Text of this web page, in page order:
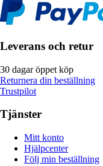
Leverans och retur
30 dagar öppet köp
Returnera din beställning
Trustpilot
Tjänster
Mitt konto
Hjälpcenter
Följ min beställning